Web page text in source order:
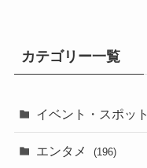
カテゴリー一覧
イベント・スポット
エンタメ (196)